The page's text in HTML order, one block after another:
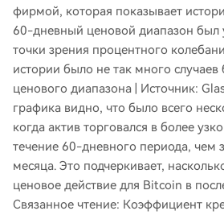
фирмой, которая показывает
60-дневный ценовой диапазон был
точки зрения процентного
истории было не так много случаев
ценового диапазона | Источник:
графика видно, что было всего
когда актив торговался в более
течение 60-дневного периода, чем
месяца. Это подчеркивает,
ценовое действие для Bitcoin в
Связанное чтение: Коэффициент